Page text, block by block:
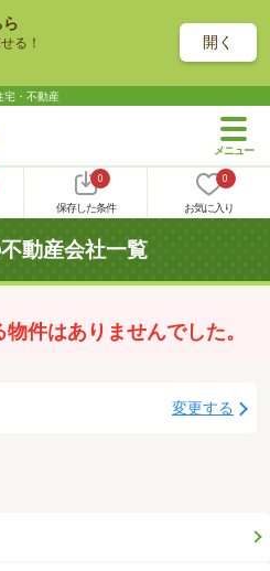
る！ 開く
宅・不動産
0
保存した条件
0
お気に入り
動産会社一覧
件はありませんでした。
変更する